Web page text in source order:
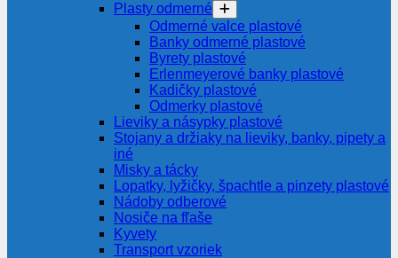
Plasty odmerné
Odmerné valce plastové
Banky odmerné plastové
Byrety plastové
Erlenmeyerové banky plastové
Kadičky plastové
Odmerky plastové
Lieviky a násypky plastové
Stojany a držiaky na lieviky, banky, pipety a
iné
Misky a tácky
Lopatky, lyžičky, špachtle a pinzety plastové
Nádoby odberové
Nosiče na fľaše
Kyvety
Transport vzoriek